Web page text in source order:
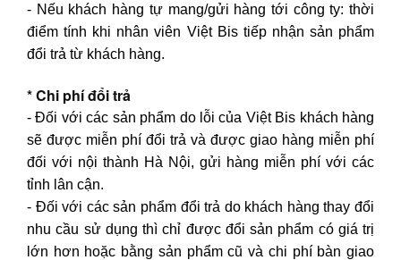
- Nếu khách hàng tự mang/gửi hàng tới công ty: thời
điểm tính khi nhân viên Việt Bis tiếp nhận sản phẩm
đổi trả từ khách hàng.
* Chi phí đổi trả
- Đối với các sản phẩm do lỗi của Việt Bis khách hàng
sẽ được miễn phí đổi trả và được giao hàng miễn phí
đối với nội thành Hà Nội, gửi hàng miễn phí với các
tỉnh lân cận.
- Đối với các sản phẩm đổi trả do khách hàng thay đổi
nhu cầu sử dụng thì chỉ được đổi sản phẩm có giá trị
lớn hơn hoặc bằng sản phẩm cũ và chi phí bàn giao